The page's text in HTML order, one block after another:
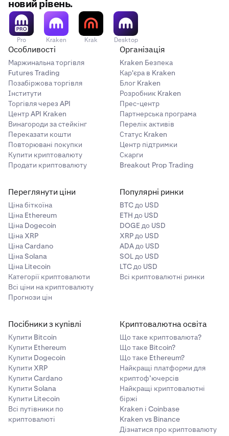
новий рівень.
Pro Kraken Krak Desktop
Особливості
Маржинальна торгівля
Futures Trading
Позабіржова торгівля
Інститути
Торгівля через API
Центр API Kraken
Винагороди за стейкінг
Переказати кошти
Повторювані покупки
Купити криптовалюту
Продати криптовалюту
Організація
Kraken Безпека
Кар'єра в Kraken
Блог Kraken
Розробник Kraken
Прес-центр
Партнерська програма
Перелік активів
Статус Kraken
Центр підтримки
Скарги
Breakout Prop Trading
Переглянути ціни
Ціна біткоїна
Ціна Ethereum
Ціна Dogecoin
Ціна XRP
Ціна Cardano
Ціна Solana
Ціна Litecoin
Категорії криптовалюти
Всі ціни на криптовалюту
Прогнози цін
Популярні ринки
BTC до USD
ETH до USD
DOGE до USD
XRP до USD
ADA до USD
SOL до USD
LTC до USD
Всі криптовалютні ринки
Посібники з купівлі
Купити Bitcoin
Купити Ethereum
Купити Dogecoin
Купити XRP
Купити Cardano
Купити Solana
Купити Litecoin
Всі путівники по
криптовалюті
Криптовалютна освіта
Що таке криптовалюта?
Що таке Bitcoin?
Що таке Ethereum?
Найкращі платформи для
криптоф’ючерсів
Найкращі криптовалютні
біржі
Kraken і Coinbase
Kraken vs Binance
Дізнатися про криптовалюту